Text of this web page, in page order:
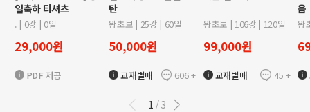
일축하 티셔츠
. | 0강 | 0일
29,000원
PDF 제공
탄
왕초보 | 25강 | 60일
50,000원
교재별매 606+
왕초보 | 106강 | 120일
99,000원
교재별매 45 +
음
왕
1 /3